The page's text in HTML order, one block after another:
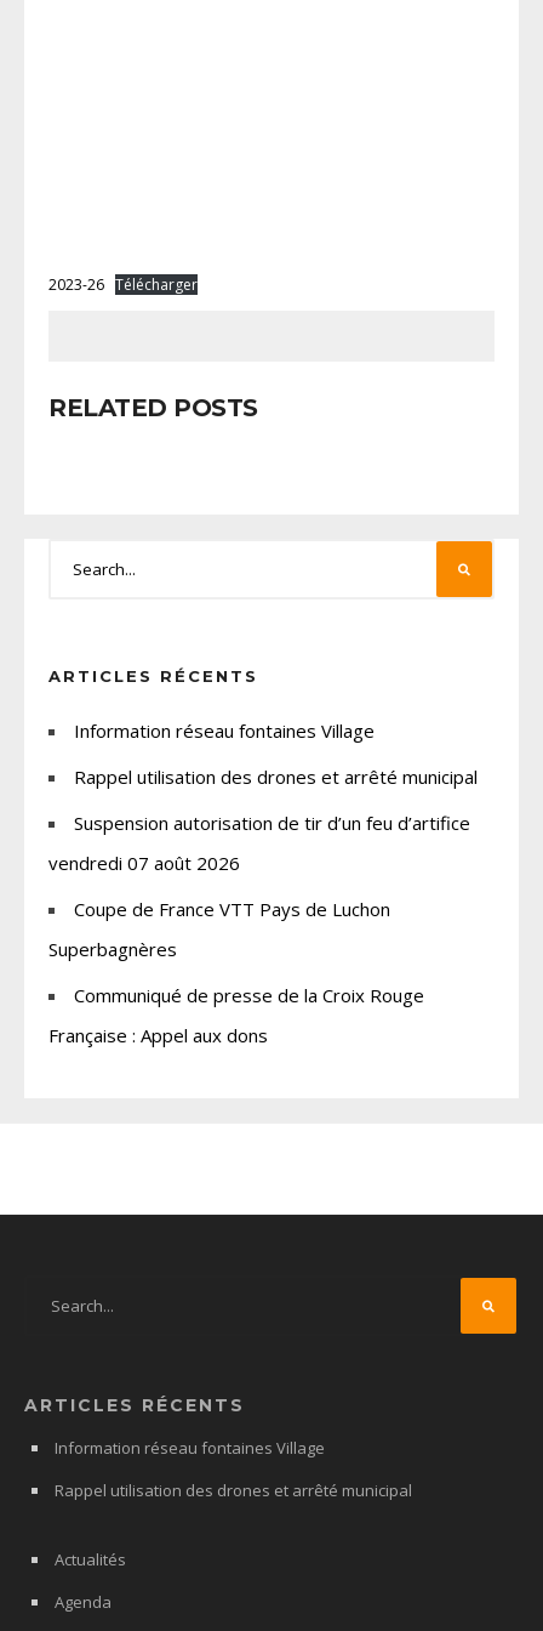
2023-26 Télécharger
RELATED POSTS
ARTICLES RÉCENTS
Information réseau fontaines Village
Rappel utilisation des drones et arrêté municipal
Suspension autorisation de tir d’un feu d’artifice
vendredi 07 août 2026
Coupe de France VTT Pays de Luchon
Superbagnères
Communiqué de presse de la Croix Rouge
Française : Appel aux dons
ARTICLES RÉCENTS
Information réseau fontaines Village
Rappel utilisation des drones et arrêté municipal
Actualités
Agenda